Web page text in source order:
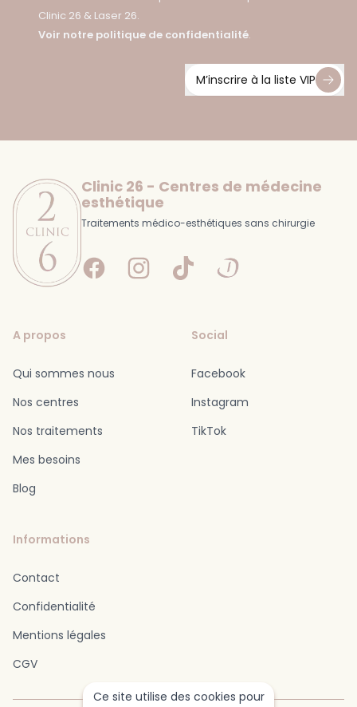
Clinic 26 & Laser 26.
Voir notre politique de confidentialité.
M’inscrire à la liste VIP
Clinic 26 - Centres de médecine
esthétique
Traitements médico-esthétiques sans chirurgie
FacebookInstagram
Tiktok Doctolib
A propos
Qui sommes nous
Nos centres
Nos traitements
Mes besoins
Blog
Informations
Contact
Confidentialité
Mentions légales
CGV
Social
Facebook
Instagram
TikTok
Ce site utilise des cookies pour